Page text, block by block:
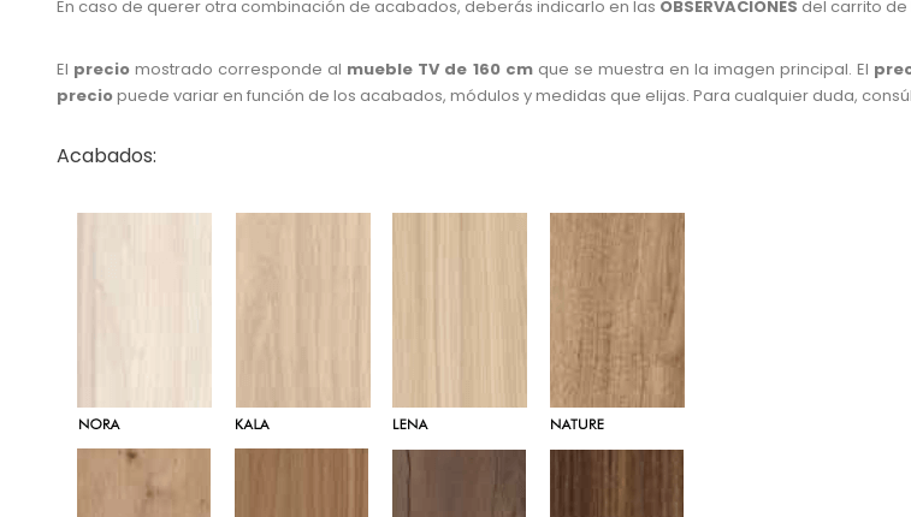
En caso de querer otra combinación de acabados, deberás indicarlo en las OBSERVACIONES del carrito
El precio mostrado corresponde al mueble TV de 160 cm que se muestra en la imagen principal. El
preciopuede variar en función de los acabados, módulos y medidas que elijas. Para cualquier duda,
Acabados: